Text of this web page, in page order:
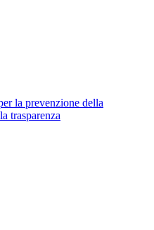
la prevenzione della
trasparenza